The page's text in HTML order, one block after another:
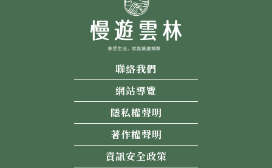
聯絡我們
網站導覽
隱私權聲明
著作權聲明
資訊安全政策